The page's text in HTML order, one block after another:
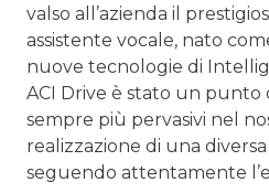
valso all’azienda il
assistente vocale, nato
nuove tecnologie di
ACI Drive è stato un punto
sempre più pervasivi nel
realizzazione di una
seguendo attentamente